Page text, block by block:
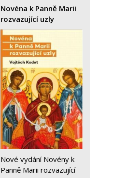
Novéna k Panně Marii
rozvazující uzly
Nové vydání Novény k
Panně Marii rozvazující